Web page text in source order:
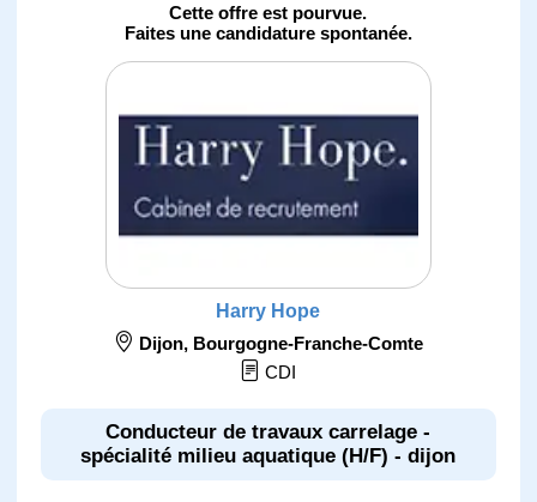
Cette offre est pourvue.
Faites une candidature spontanée.
Harry Hope
Dijon, Bourgogne-Franche-Comte
CDI
Conducteur de travaux carrelage -
spécialité milieu aquatique (H/F) - dijon